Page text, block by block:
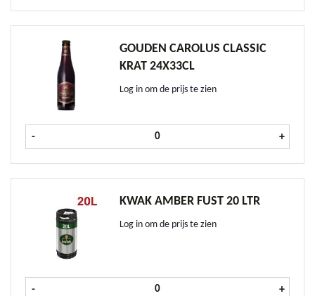
GOUDEN CAROLUS CLASSIC
KRAT 24X33CL
Log in om de prijs te zien
- Gouden Carolus Classic krat+
KWAK AMBER FUST 20 LTR
Log in om de prijs te zien
- Kwak Amber fust 20 ltr aantal
+